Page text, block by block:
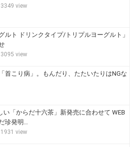
view
ルト ドリンクタイプ/トリプルヨーグルト」
view
首こり病」。もんだり、たたいたりはNGな
い「からだ十六茶」新発売に合わせて WEB
珍発明…
view